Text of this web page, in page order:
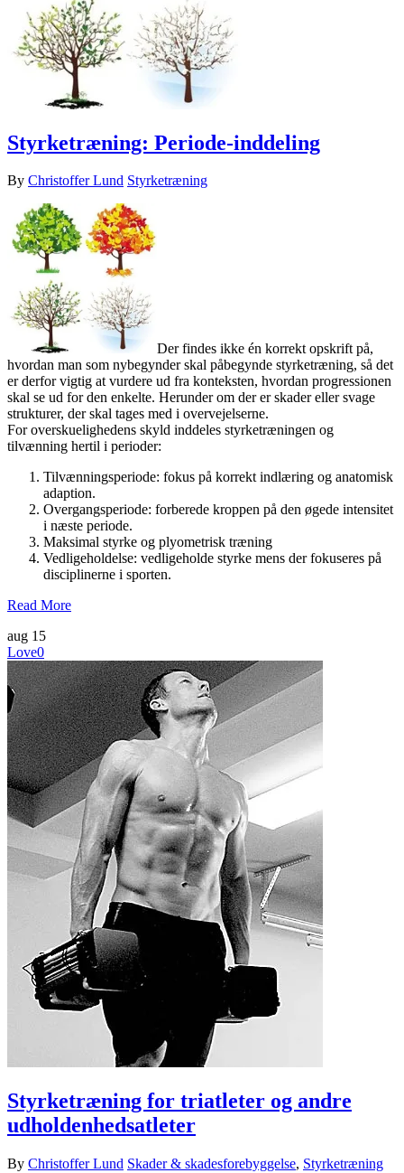
Styrketræning: Periode-inddeling
By Christoffer Lund Styrketræning
Der findes ikke én korrekt opskrift på,
hvordan man som nybegynder skal påbegynde styrketræning, så det
er derfor vigtig at vurdere ud fra konteksten, hvordan progressionen
skal se ud for den enkelte. Herunder om der er skader eller svage
strukturer, der skal tages med i overvejelserne.
For overskuelighedens skyld inddeles styrketræningen og
tilvænning hertil i perioder:
Tilvænningsperiode: fokus på korrekt indlæring og anatomisk
adaption.
Overgangsperiode: forberede kroppen på den øgede intensitet
i næste periode.
Maksimal styrke og plyometrisk træning
Vedligeholdelse: vedligeholde styrke mens der fokuseres på
disciplinerne i sporten.
Read More
aug 15
Love0
Styrketræning for triatleter og andre
udholdenhedsatleter
By Christoffer Lund Skader & skadesforebyggelse, Styrketræning